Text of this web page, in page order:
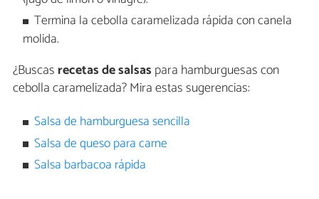
Termina la cebolla caramelizada rápida con canela
molida.
¿Buscas recetas de salsas para hamburguesas con
cebolla caramelizada? Mira estas sugerencias:
Salsa de hamburguesa sencilla
Salsa de queso para carne
Salsa barbacoa rápida